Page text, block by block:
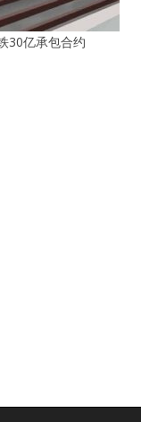
30亿承包合约